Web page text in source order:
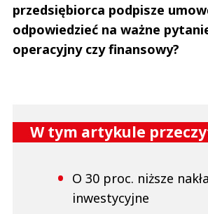
przedsiębiorca podpisze
odpowiedzieć na ważne
operacyjny czy finansowy?
W tym artykule
O 30 proc. niższe
inwestycyjne